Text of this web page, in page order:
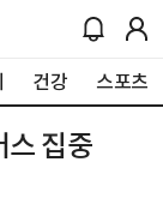
건강 스포츠
스 집중